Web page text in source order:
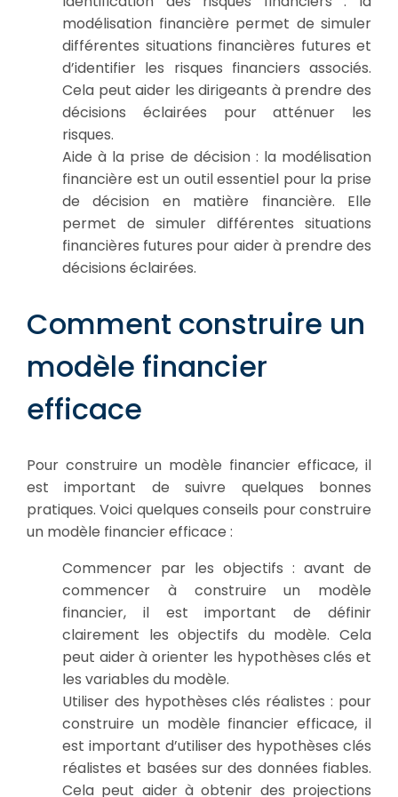
modélisation financière permet de simuler
différentes situations financières futures et
d’identifier les risques financiers associés.
Cela peut aider les dirigeants à prendre des
décisions éclairées pour atténuer les
risques.
Aide à la prise de décision : la modélisation
financière est un outil essentiel pour la prise
de décision en matière financière. Elle
permet de simuler différentes situations
financières futures pour aider à prendre des
décisions éclairées.
Comment construire un
modèle financier
efficace
Pour construire un modèle financier efficace, il
est important de suivre quelques bonnes
pratiques. Voici quelques conseils pour construire
un modèle financier efficace :
Commencer par les objectifs : avant de
commencer à construire un modèle
financier, il est important de définir
clairement les objectifs du modèle. Cela
peut aider à orienter les hypothèses clés et
les variables du modèle.
Utiliser des hypothèses clés réalistes : pour
construire un modèle financier efficace, il
est important d’utiliser des hypothèses clés
réalistes et basées sur des données fiables.
Cela peut aider à obtenir des projections